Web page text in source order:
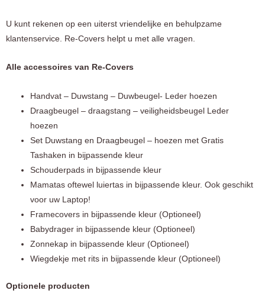
U kunt rekenen op een uiterst vriendelijke en behulpzame
klantenservice. Re-Covers helpt u met alle vragen.
Alle accessoires van Re-Covers
Handvat – Duwstang – Duwbeugel- Leder hoezen
Draagbeugel – draagstang – veiligheidsbeugel Leder
hoezen
Set Duwstang en Draagbeugel – hoezen met Gratis
Tashaken in bijpassende kleur
Schouderpads in bijpassende kleur
Mamatas oftewel luiertas in bijpassende kleur. Ook geschikt
voor uw Laptop!
Framecovers in bijpassende kleur (Optioneel)
Babydrager in bijpassende kleur (Optioneel)
Zonnekap in bijpassende kleur (Optioneel)
Wiegdekje met rits in bijpassende kleur (Optioneel)
Optionele producten